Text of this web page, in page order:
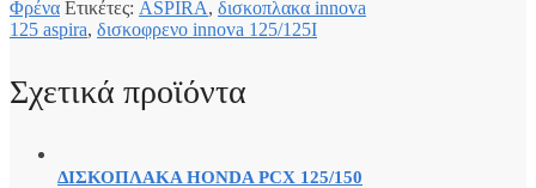
Φρένα Ετικέτες: ASPIRA, δισκοπλακα innova
125 aspira, δισκοφρενο innova 125/125I
Σχετικά προϊόντα
ΔΙΣΚΟΠΛΑΚΑ HONDA PCX 125/150